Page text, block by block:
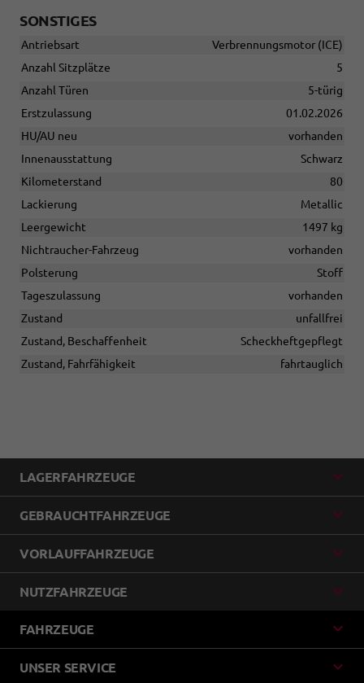
SONSTIGES
Antriebsart
Verbrennungsmotor (ICE)
Anzahl Sitzplätze
5
Anzahl Türen
5-türig
Erstzulassung
01.02.2026
HU/AU neu
vorhanden
Innenausstattung
Schwarz
Kilometerstand
80
Lackierung
Metallic
Leergewicht
1497 kg
Nichtraucher-Fahrzeug
vorhanden
Polsterung
Stoff
Tageszulassung
vorhanden
Zustand
unfallfrei
Zustand, Beschaffenheit
Scheckheftgepflegt
Zustand, Fahrfähigkeit
fahrtauglich
LAGERFAHRZEUGE
GEBRAUCHTFAHRZEUGE
VORLAUFFAHRZEUGE
NUTZFAHRZEUGE
FAHRZEUGE
UNSER SERVICE